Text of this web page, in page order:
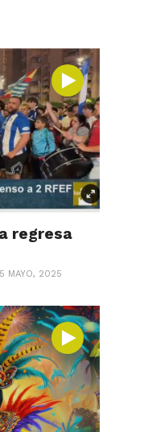
regresa
5 MAYO, 2025